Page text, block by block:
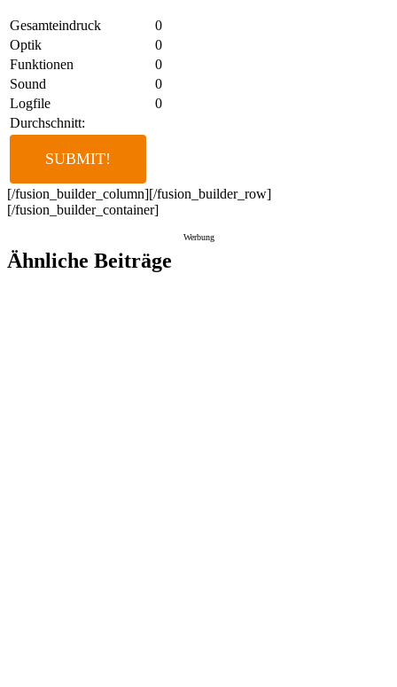
Gesamteindruck
0
Optik
0
Funktionen
0
Sound
0
Logfile
0
Durchschnitt:
[/fusion_builder_column][/fusion_builder_row]
[/fusion_builder_container]
Werbung
Ähnliche Beiträge